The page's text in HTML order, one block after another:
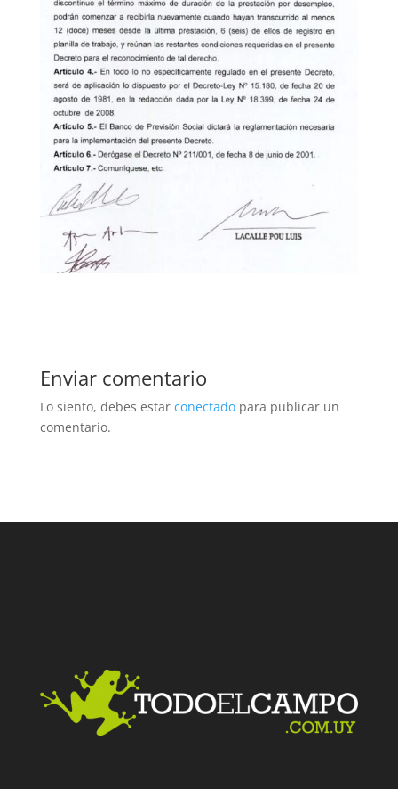
Enviar comentario
Lo siento, debes estar conectadopara publicar un
comentario.
Facebook